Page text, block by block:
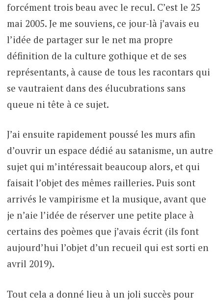
forcément trois beau avec le recul. C’est le 25
mai 2005. Je me souviens, ce jour-là j’avais eu
l’idée de partager sur le net ma propre
définition de la culture gothique et de ses
représentants, à cause de tous les racontars qui
se vautraient dans des élucubrations sans
queue ni tête à ce sujet.
J’ai ensuite rapidement poussé les murs afin
d’ouvrir un espace dédié au satanisme, un autre
sujet qui m’intéressait beaucoup alors, et qui
faisait l’objet des mêmes railleries. Puis sont
arrivés le vampirisme et la musique, avant que
je n’aie l’idée de réserver une petite place à
certains des poèmes que j’avais écrit (ils font
aujourd’hui l’objet d’un recueil qui est sorti en
avril 2019).
Tout cela a donné lieu à un joli succès pour